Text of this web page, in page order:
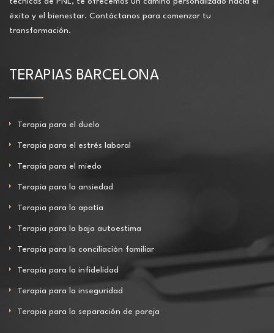
éxito y el bienestar. Contáctanos para comenzar tu
transformación.
TERAPIAS BARCELONA
Terapia para el duelo
Terapia para el estrés laboral
Terapia para el miedo
Terapia para la ansiedad
Terapia para la apatía
Terapia para la baja autoestima
Terapia para la conciliación familiar
Terapia para la infidelidad
Terapia para la inseguridad
Terapia para la separación de pareja